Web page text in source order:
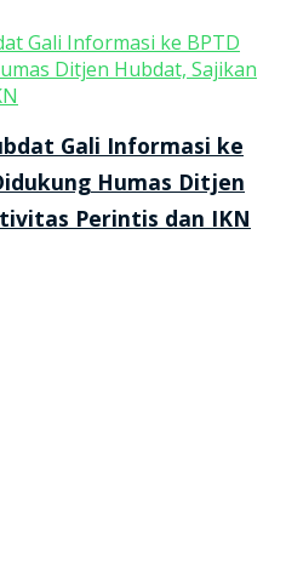
Gali Informasi ke
Humas Ditjen
Perintis dan IKN